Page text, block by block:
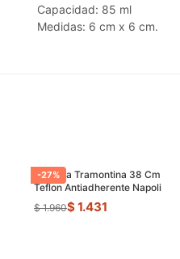
Capacidad: 85 ml
Medidas: 6 cm x 6 cm.
-27%
Paellera Tramontina 38 Cm
Teflon Antiadherente Napoli
$ 1.960$ 1.431